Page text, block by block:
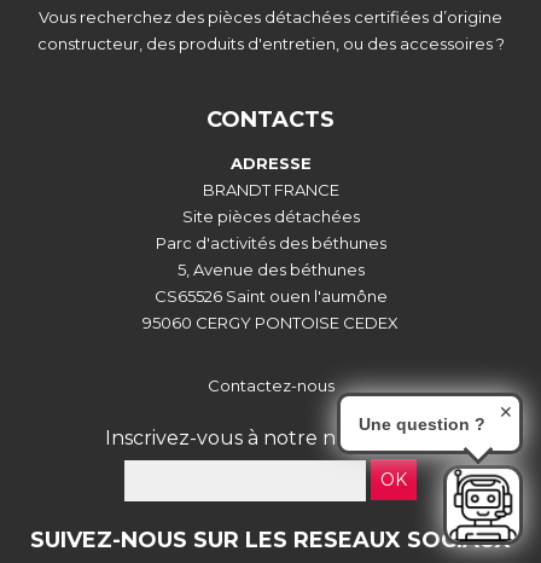
Vous recherchez des pièces détachées certifiées d’origine
constructeur, des produits d'entretien, ou des accessoires ?
CONTACTS
ADRESSE
BRANDT FRANCE
Site pièces détachées
Parc d'activités des béthunes
5, Avenue des béthunes
CS65526 Saint ouen l'aumône
95060 CERGY PONTOISE CEDEX
Contactez-nous
Inscrivez-vous à notre newsletter :
OK
SUIVEZ-NOUS SUR LES RESEAUX SOCIAUX
Une question ?
✕